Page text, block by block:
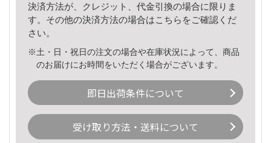
決済方法が、クレジット、代金引換の場合に限りま
す。その他の決済方法の場合はこちら をご確認くだ
さい。
※土・日・祝日の注文の場合や在庫状況によって、商品
のお届けにお時間をいただく場合がございます。
即日出荷条件について
受け取り方法・送料について